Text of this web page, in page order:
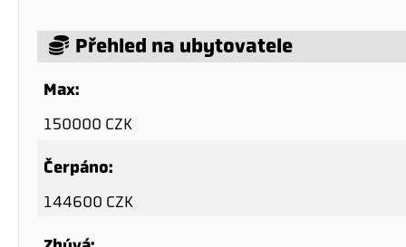
Přehled na ubytovatele
Max:
150000 CZK
Čerpáno:
144600 CZK